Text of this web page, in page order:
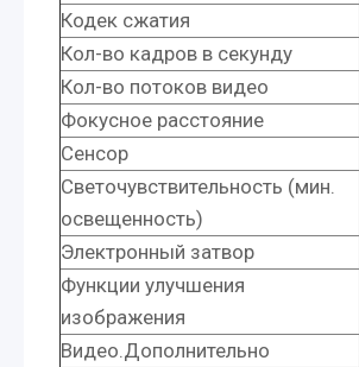
Кодек сжатия
Кол-во кадров в секунду
Кол-во потоков видео
Фокусное расстояние
Сенсор
Светочувствительность (мин.
освещенность)
Электронный затвор
Функции улучшения
изображения
Видео.Дополнительно